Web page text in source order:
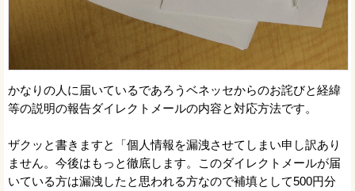
かなりの人に届いているであろうベネッセからのお詫びと経緯
等の説明の報告ダイレクトメールの内容と対応方法です。
ザクッと書きますと「個人情報を漏洩させてしまい申し訳あり
ません。今後はもっと徹底します。このダイレクトメールが届
いている方は漏洩したと思われる方なので補填として500円分